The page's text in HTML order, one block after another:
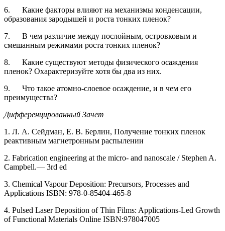
6. Какие факторы влияют на механизмы конденсации,
образования зародышей и роста тонких пленок?
7. В чем различие между послойным, островковым и
смешанным режимами роста тонких пленок?
8. Какие существуют методы физического осаждения
пленок? Охарактеризуйте хотя бы два из них.
9. Что такое атомно-слоевое осаждение, и в чем его
преимущества?
Дифференцированный Зачет
1. Л. А. Сейдман, Е. В. Берлин, Получение тонких пленок
реактивным магнетронным распылении
2. Fabrication engineering at the micro- and nanoscale / Stephen A.
Campbell.— 3rd ed
3. Chemical Vapour Deposition: Precursors, Processes and
Applications ISBN: 978-0-85404-465-8
4. Pulsed Laser Deposition of Thin Films: Applications‐Led Growth
of Functional Materials Online ISBN:978047005